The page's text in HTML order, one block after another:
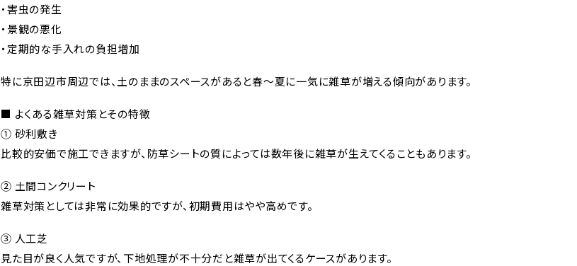
・害虫の発生
・景観の悪化
・定期的な手入れの負担増加
特に京田辺市周辺では、土のままのスペースがあると春〜夏に一気に雑草が増える傾向があります。
■ よくある雑草対策とその特徴
① 砂利敷き
比較的安価で施工できますが、防草シートの質によっては数年後に雑草が生えてくることもあります。
② 土間コンクリート
雑草対策としては非常に効果的ですが、初期費用はやや高めです。
③ 人工芝
見た目が良く人気ですが、下地処理が不十分だと雑草が出てくるケースがあります。